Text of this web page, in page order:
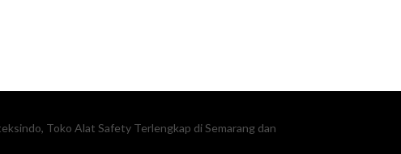
Toko Alat Safety Terlengkap di Semarang dan